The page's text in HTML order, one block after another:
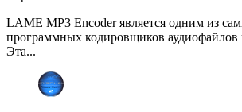
LAME MP3 Encoder является одним из
программных кодировщиков аудиофайлов
Эта...